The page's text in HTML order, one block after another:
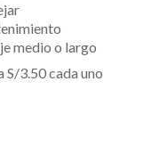
medio o largo
S/3.50 cada uno